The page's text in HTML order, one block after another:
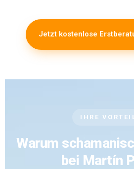
Jetzt kostenlose
IHRE
Warum
bei Martín